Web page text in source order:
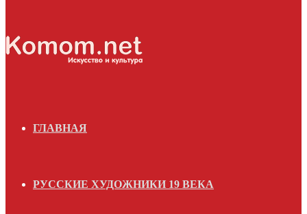
ГЛАВНАЯ
РУССКИЕ ХУДОЖНИКИ 19 ВЕКА